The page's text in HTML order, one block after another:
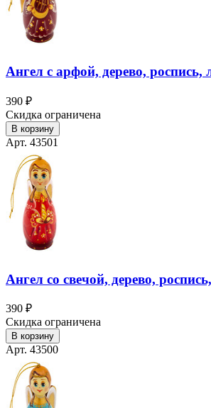
Ангел с арфой, дерево, роспись,
390 ₽
Скидка ограничена
В корзину
Арт. 43501
Ангел со свечой, дерево,
390 ₽
Скидка ограничена
В корзину
Арт. 43500